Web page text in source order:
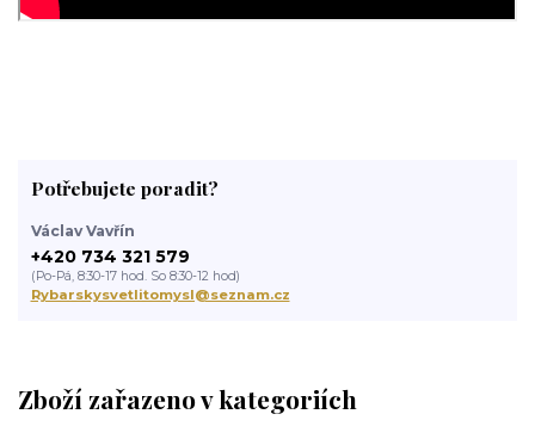
Zboží zařazeno v kategoriích
Potřebujete poradit?
Václav Vavřín
+420 734 321 579
(Po-Pá, 8:30-17 hod. So 8:30-12 hod)
Rybarskysvetlitomysl@seznam.cz